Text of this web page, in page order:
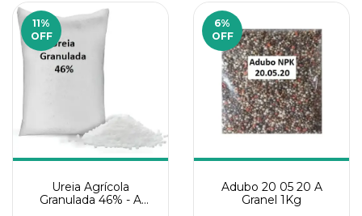
11%
OFF
Ureia Agrícola
Granulada 46% - A
6%
OFF
Adubo 20 05 20 A
Granel 1Kg